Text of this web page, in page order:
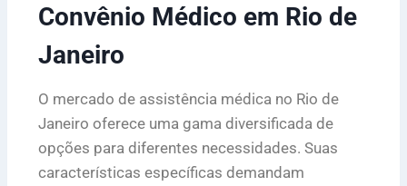
Convênio Médico em Rio de
Janeiro
O mercado de assistência médica no Rio de
Janeiro oferece uma gama diversificada de
opções para diferentes necessidades. Suas
características específicas demandam